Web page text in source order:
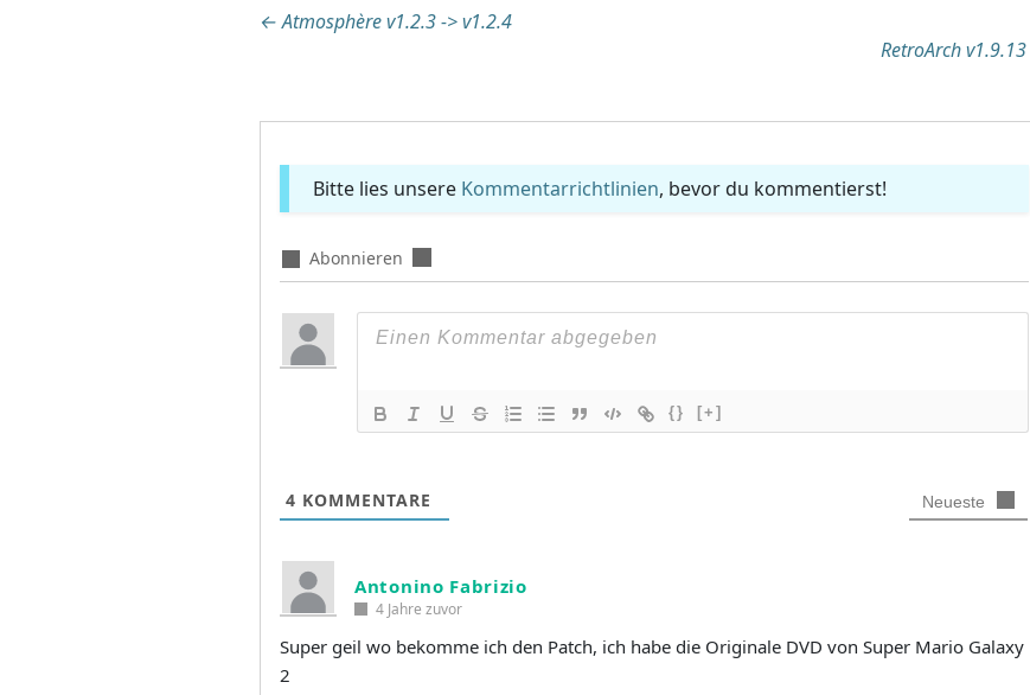
Beitragsnavigation
← Atmosphère v1.2.3 -> v1.2.4
RetroArch v1.9.13
Bitte lies unsere Kommentarrichtlinien, bevor du kommentierst!
Abonnieren
{} [+]
4 KOMMENTARE Neueste
Antonino Fabrizio
4 Jahre zuvor
Super geil wo bekomme ich den Patch, ich habe die Originale DVD von Super Mario Galaxy
2